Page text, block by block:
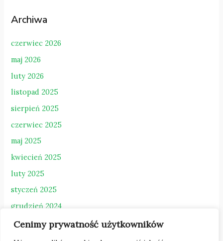
Cenimy prywatność użytkowników
Archiwa
czerwiec 2026
maj 2026
luty 2026
listopad 2025
sierpień 2025
czerwiec 2025
maj 2025
kwiecień 2025
luty 2025
styczeń 2025
grudzień 2024
październik 2024
sierpień 2023